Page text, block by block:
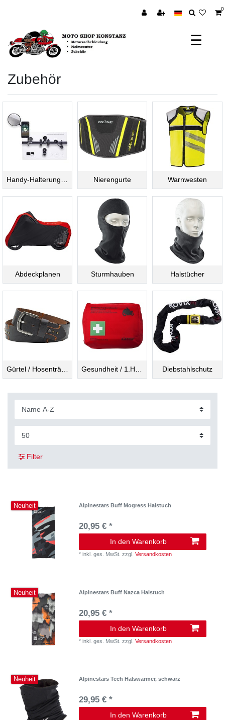
0
☰
Zubehör
Nierengurte Warnwesten
Abdeckplanen Sturmhauben Halstücher
Diebstahlschutz
Filter
Neuheit Alpinestars Buff Mogress Halstuch
20,95 € *
In den Warenkorb
*inkl. ges. MwSt. zzgl.Versandkosten
Neuheit Alpinestars Buff Nazca Halstuch
20,95 € *
In den Warenkorb
*inkl. ges. MwSt. zzgl.Versandkosten
Neuheit Alpinestars Tech Halswärmer, schwarz
29,95 € *
In den Warenkorb